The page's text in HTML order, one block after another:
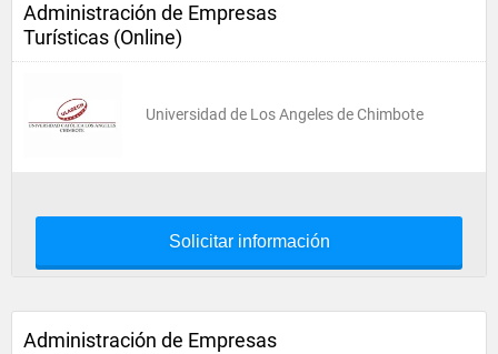
Administración de Empresas
Turísticas (Online)
Universidad de Los Angeles de Chimbote
Solicitar información
Administración de Empresas